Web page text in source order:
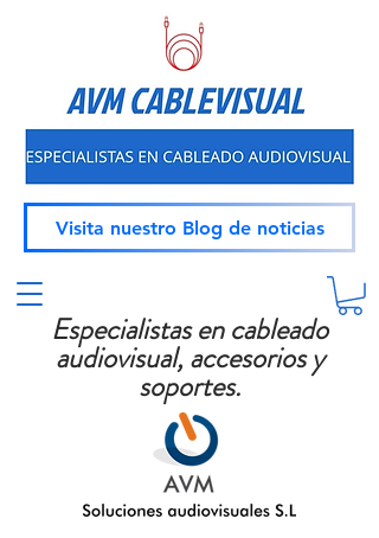
Visita nuestro Blog de noticias
Especialistas en cableado
audiovisual, accesorios y
soportes.